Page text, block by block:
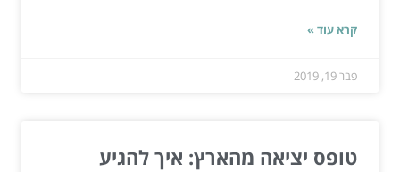
קרא עוד »
פבר 19, 2019
טופס יציאה מהארץ: איך להגיע